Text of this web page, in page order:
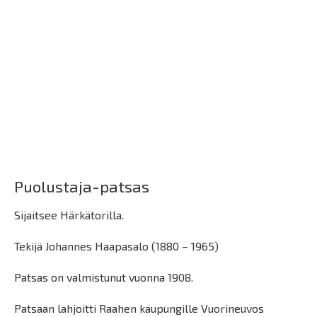
Puolustaja-patsas
Sijaitsee Härkätorilla.
Tekijä Johannes Haapasalo (1880 – 1965)
Patsas on valmistunut vuonna 1908.
Patsaan lahjoitti Raahen kaupungille Vuorineuvos